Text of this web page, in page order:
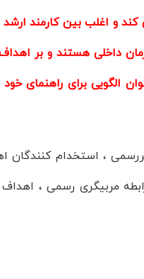
و اغلب بین کارمند
داخلی هستند و بر
برای راهنمای
، استخدام کنندگان
مربیگری رسمی ،